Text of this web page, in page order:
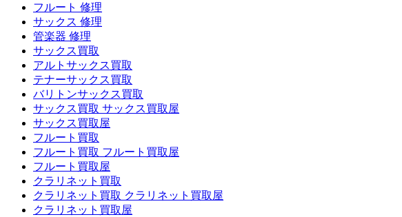
フルート 修理
サックス 修理
管楽器 修理
サックス買取
アルトサックス買取
テナーサックス買取
バリトンサックス買取
サックス買取 サックス買取屋
サックス買取屋
フルート買取
フルート買取 フルート買取屋
フルート買取屋
クラリネット買取
クラリネット買取 クラリネット買取屋
クラリネット買取屋